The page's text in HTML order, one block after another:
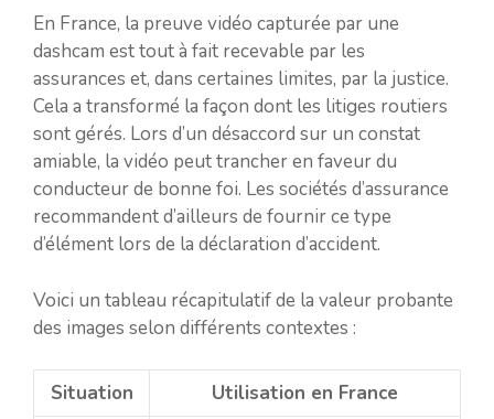
En France, la preuve vidéo capturée par une
dashcam est tout à fait recevable par les
assurances et, dans certaines limites, par la justice.
Cela a transformé la façon dont les litiges routiers
sont gérés. Lors d’un désaccord sur un constat
amiable, la vidéo peut trancher en faveur du
conducteur de bonne foi. Les sociétés d’assurance
recommandent d’ailleurs de fournir ce type
d’élément lors de la déclaration d’accident.
Voici un tableau récapitulatif de la valeur probante
des images selon différents contextes :
Situation Utilisation en France